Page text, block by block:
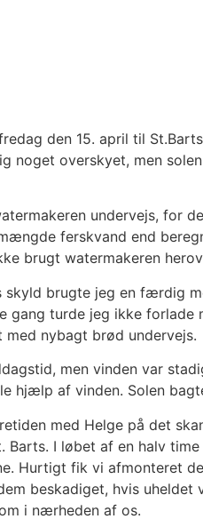
den 15. april til
noget overskyet, men
undervejs, for
ferskvand end
brugt watermakeren
skyld brugte jeg en færdig
gang turde jeg ikke
nybagt brød undervejs.
men vinden var
hjælp af vinden. Solen
med Helge på det
Barts. I løbet af en halv
Hurtigt fik vi afmonteret
beskadiget, hvis
i nærheden af os.